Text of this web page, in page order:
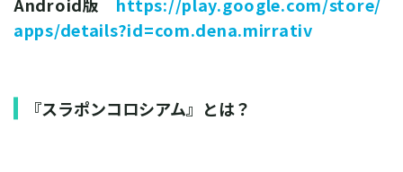
apps/details?id=com.dena.mirrativ
『スラポンコロシアム』とは？